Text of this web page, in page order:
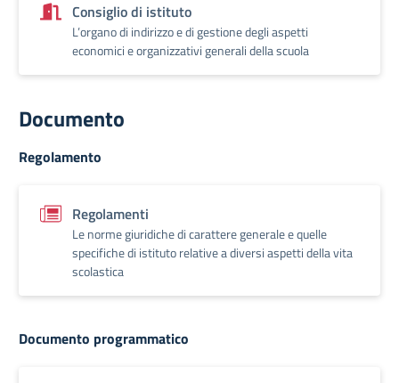
Consiglio di istituto
L’organo di indirizzo e di gestione degli aspetti
economici e organizzativi generali della scuola
Documento
Regolamento
Regolamenti
Le norme giuridiche di carattere generale e quelle
specifiche di istituto relative a diversi aspetti della vita
scolastica
Documento programmatico